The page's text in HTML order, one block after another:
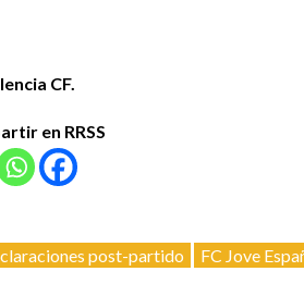
CF.
en RRSS
post-partido FC Jove